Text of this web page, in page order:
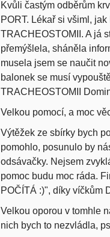
Kvůli častým odběrům
PORT. Lékař si všiml,
TRACHEOSTOMII. A já
přemýšlela, sháněla
musela jsem se naučit
balonek se musí
TRACHEOSTOMII
Velkou pomocí, a moc
Výtěžek ze sbírky bych
pomohlo, posunulo by
odsávačky. Nejsem
pomoc budu moc ráda.
POČÍTÁ :)", díky víčkům
Velkou oporou v tomhle
nich bych to nezvládla,